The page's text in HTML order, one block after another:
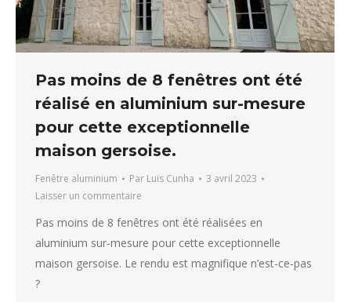
Pas moins de 8 fenêtres ont été
réalisé en aluminium sur-mesure
pour cette exceptionnelle
maison gersoise.
Fenêtre aluminium Par Luis Cunha
3 avril 2023
Laisser un commentaire
Pas moins de 8 fenêtres ont été réalisées en
aluminium sur-mesure pour cette exceptionnelle
maison gersoise. Le rendu est magnifique n’est-ce-pas
?